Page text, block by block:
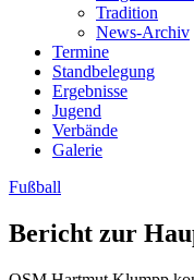
Tradition
News-Archiv
Termine
Standbelegung
Ergebnisse
Jugend
Verbände
Galerie
Fußball
Bericht zur